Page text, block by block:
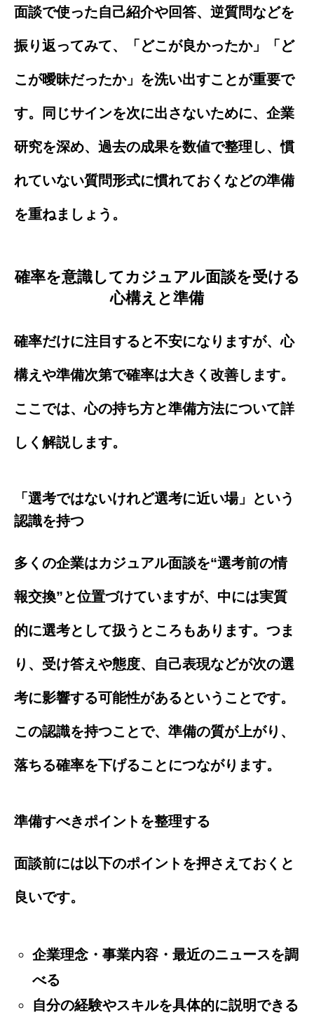
面談で使った自己紹介や回答、逆質問などを
振り返ってみて、「どこが良かったか」「ど
こが曖昧だったか」を洗い出すことが重要で
す。同じサインを次に出さないために、企業
研究を深め、過去の成果を数値で整理し、慣
れていない質問形式に慣れておくなどの準備
を重ねましょう。
確率を意識してカジュアル面談を受ける
心構えと準備
確率だけに注目すると不安になりますが、心
構えや準備次第で確率は大きく改善します。
ここでは、心の持ち方と準備方法について詳
しく解説します。
「選考ではないけれど選考に近い場」という
認識を持つ
多くの企業はカジュアル面談を“選考前の情
報交換”と位置づけていますが、中には実質
的に選考として扱うところもあります。つま
り、受け答えや態度、自己表現などが次の選
考に影響する可能性があるということです。
この認識を持つことで、準備の質が上がり、
落ちる確率を下げることにつながります。
準備すべきポイントを整理する
面談前には以下のポイントを押さえておくと
良いです。
企業理念・事業内容・最近のニュースを調
べる
自分の経験やスキルを具体的に説明できる